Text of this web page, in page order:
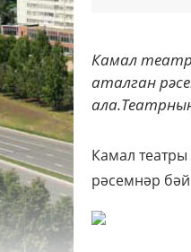
Камал
аталган
Камал
рәсемнәр